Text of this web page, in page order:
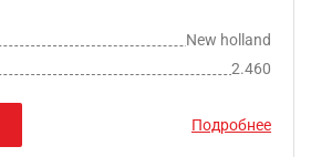
New holland
2.460
Подробнее